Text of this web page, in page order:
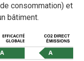
consommation) et
bâtiment.